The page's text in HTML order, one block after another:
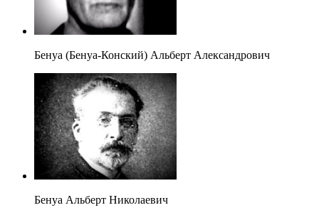
Бенуа (Бенуа-Конский) Альберт Александрович
Бенуа Альберт Николаевич